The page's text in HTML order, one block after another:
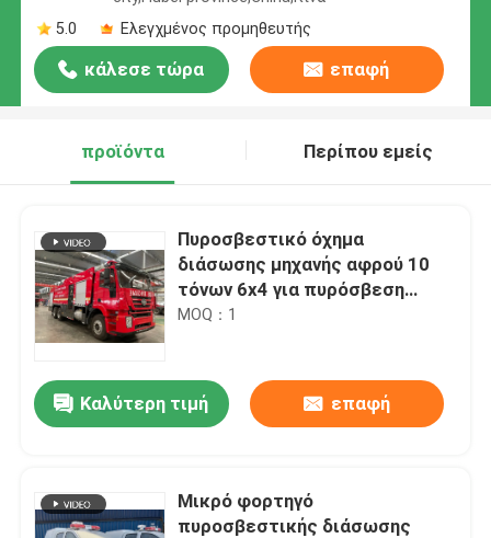
5.0
Ελεγχμένος προμηθευτής
κάλεσε τώρα επαφή
προϊόντα Περίπου εμείς
Πυροσβεστικό όχημα
διάσωσης μηχανής αφρού 10
τόνων 6x4 για πυρόσβεση
έκτακτης ανάγκης
MOQ：1
Καλύτερη τιμή επαφή
Μικρό φορτηγό
πυροσβεστικής διάσωσης